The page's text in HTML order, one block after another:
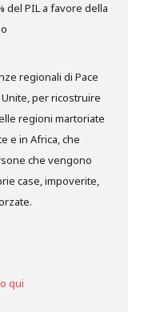
del PIL a favore della
regionali di Pace
per ricostruire
regioni martoriate
e in Africa, che
che vengono
case, impoverite,
qui